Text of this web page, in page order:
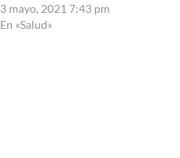
3 mayo, 2021 7:43 pm
En «Salud»